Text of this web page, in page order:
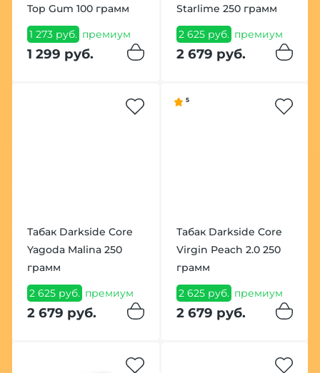
Top Gum 100 грамм
1 273 руб. премиум
1 299 руб.
Starlime 250 грамм
2 625 руб. премиум
2 679 руб.
Табак Darkside Core
Yagoda Malina 250
грамм
2 625 руб. премиум
2 679 руб.
5
Табак Darkside Core
Virgin Peach 2.0 250
грамм
2 625 руб. премиум
2 679 руб.